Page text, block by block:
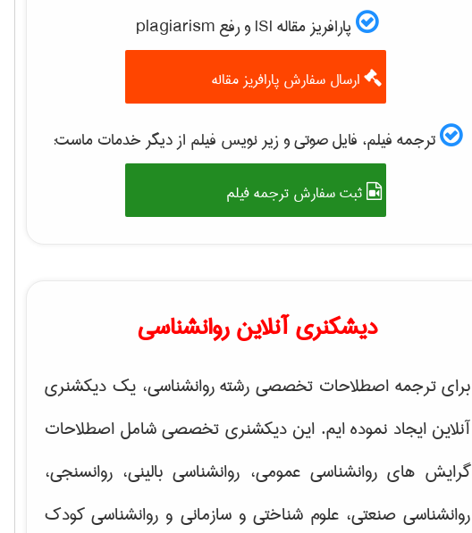
پارافریز مقاله ISI و رفع plagiarism
ارسال سفارش پارافریز مقاله
ترجمه فیلم، فایل صوتی و زیر نویس فیلم از دیگر خدمات ماست:
ثبت سفارش ترجمه فیلم
دیشکنری آنلاین روانشناسی
برای ترجمه اصطلاحات تخصصی رشته روانشناسی، یک دیکشنری
آنلاین ایجاد نموده ایم. این دیکشنری تخصصی شامل اصطلاحات
گرایش هایروانشناسی عمومی، روانشناسی بالینی، روانسنجی،
روانشناسی صنعتی، علوم شناختی و سازمانی و روانشناسی کودک